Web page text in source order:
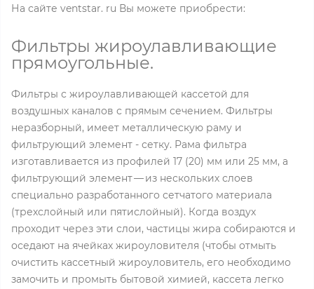
На сайте ventstar. ru Вы можете приобрести:
Фильтры жироулавливающие
прямоугольные.
Фильтры с жироулавливающей кассетой для
воздушных каналов с прямым сечением. Фильтры
неразборный, имеет металлическую раму и
фильтрующий элемент - сетку. Рама фильтра
изготавливается из профилей 17 (20) мм или 25 мм, а
фильтрующий элемент — из нескольких слоев
специально разработанного сетчатого материала
(трехслойный или пятислойный). Когда воздух
проходит через эти слои, частицы жира собираются и
оседают на ячейках жироуловителя (чтобы отмыть
очистить кассетный жироуловитель, его необходимо
замочить и промыть бытовой химией, кассета легко